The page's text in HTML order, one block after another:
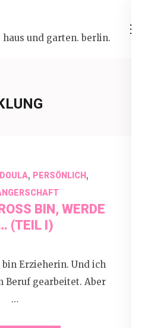
und garten. berlin.
DOULA, PERSÖNLICH ,
BIN, WERDE I
(TEIL I)
bin Erzieherin. Und ich
Beruf gearbeitet. Aber
…